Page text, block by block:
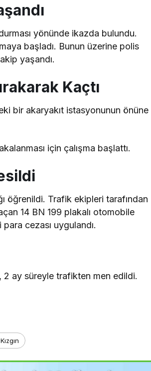
yönünde ikazda bulundu.
başladı. Bunun üzerine polis
yaşandı.
Kaçtı
bir akaryakıt istasyonunun önüne
için çalışma başlattı.
öğrenildi. Trafik ekipleri tarafından
14 BN 199 plakalı otomobile
cezası uygulandı.
2 ay süreyle trafikten men edildi.
Kızgın